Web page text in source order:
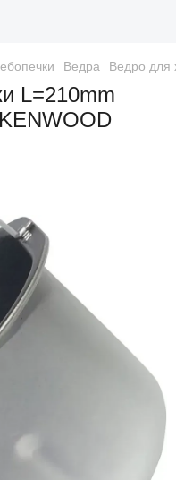
Ведра Ведро для
L=210mm